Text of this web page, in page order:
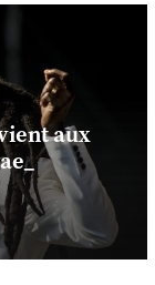
aux